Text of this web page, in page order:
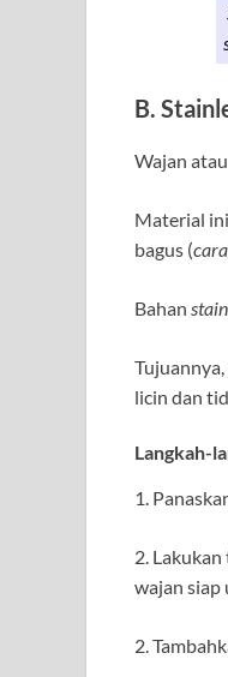
B.
Wajan
Material
bagus (
Bahan
licin dan
Langkah-
1.
2.
wajan siap
2.